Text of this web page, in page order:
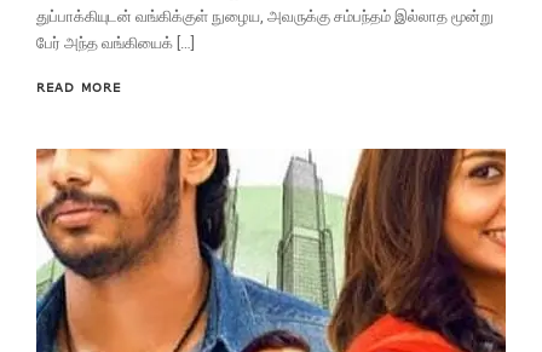
துப்பாக்கியுடன் வங்கிக்குள் நுழைய, அவருக்கு சம்பந்தம் இல்லாத மூன்று
பேர் அந்த வங்கியைக் […]
READ MORE